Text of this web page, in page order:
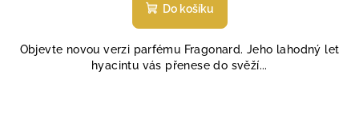
Do košíku
Objevte novou verzi parfému Fragonard. Jeho lahodný let
hyacintu vás přenese do svěží...